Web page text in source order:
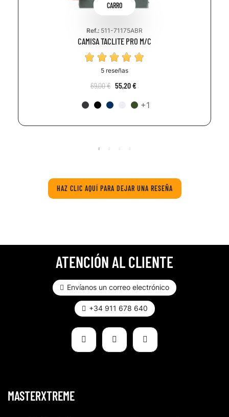
CARRO
Ref.: 511-71175ABR
CAMISA TACLITE PRO M/C
5 reseñas
69,00 € 55,20 €
+1
HAZ CLIC AQUÍ PARA DEJAR UNA RESEÑA
ATENCIÓN AL CLIENTE
Envíanos un correo electrónico
+34 911 678 640
MASTERXTREME